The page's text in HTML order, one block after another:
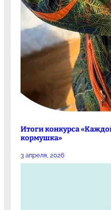
Итоги конкурса
кормушка»
3 апреля, 2026